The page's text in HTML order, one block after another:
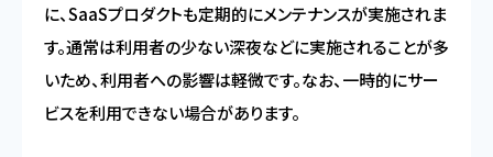
に、SaaSプロダクトも定期的にメンテナンスが実施されま
す。通常は利用者の少ない深夜などに実施されることが多
いため、利用者への影響は軽微です。なお、一時的にサー
ビスを利用できない場合があります。